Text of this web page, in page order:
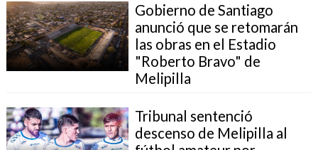
Gobierno de Santiago
anunció que se retomarán
las obras en el Estadio
"Roberto Bravo" de
Melipilla
Tribunal sentenció
descenso de Melipilla al